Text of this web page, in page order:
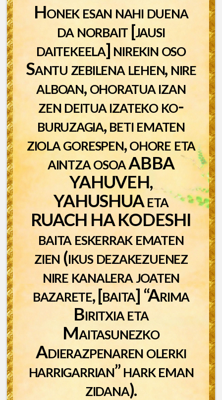
Honek esan nahi duena
da norbait [jausi
daitekeela] nirekin oso
Santu zebilena lehen, nire
alboan, ohoratua izan
zen deitua izateko ko-
buruzagia, beti ematen
ziola gorespen, ohore eta
aintza osoa ABBA
YAHUVEH,
YAHUSHUA eta
RUACH HA KODESHI
baita eskerrak ematen
zien (ikus dezakezuenez
nire kanalera joaten
bazarete, [baita] “Arima
Biritxia eta
Maitasunezko
Adierazpenaren olerki
harrigarrian” hark eman
zidana).